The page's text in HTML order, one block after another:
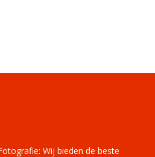
Wij bieden de beste